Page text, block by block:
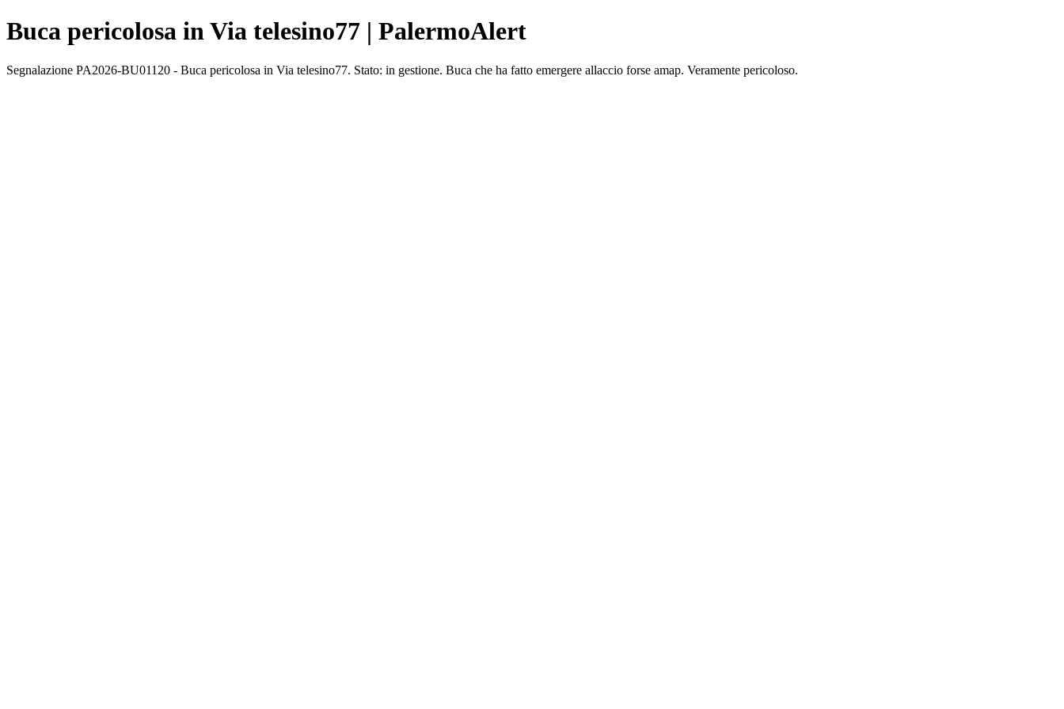
Buca pericolosa in Via telesino77 | PalermoAlert
Segnalazione PA2026-BU01120 - Buca pericolosa in Via telesino77. Stato: in gestione. Buca che ha fatto emergere allaccio forse amap. Veramente pericoloso.